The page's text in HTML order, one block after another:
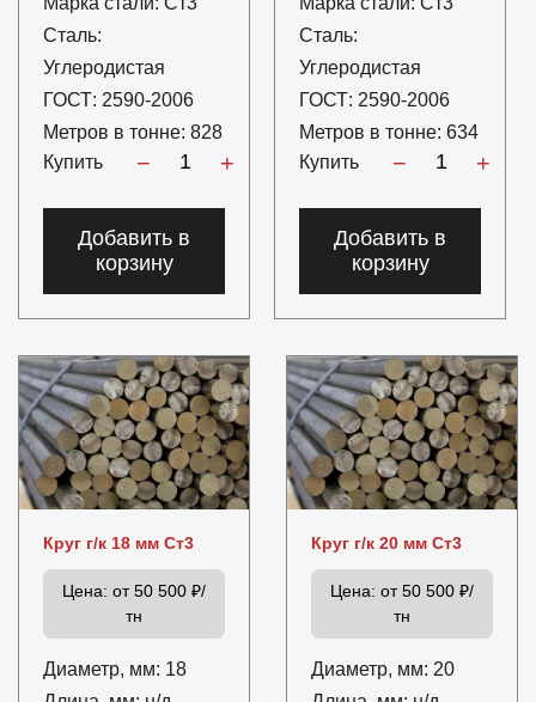
Сталь:
Углеродистая
ГОСТ: 2590-2006
Метров в тонне: 828
Купить
− +
Добавить в
корзину
Сталь:
Углеродистая
ГОСТ: 2590-2006
Метров в тонне: 634
Купить
− +
Добавить в
корзину
Круг г/к 18 мм Ст3
Цена: от 50 500 ₽/
тн
Диаметр, мм: 18
Круг г/к 20 мм Ст3
Цена: от 50 500 ₽/
тн
Диаметр, мм: 20